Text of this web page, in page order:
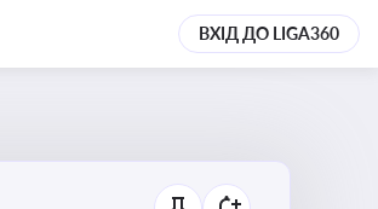
ВХІД ДО LIGA360